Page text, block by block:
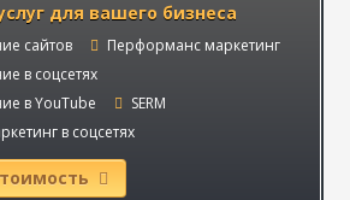
для вашего бизнеса
сайтов
Перформанс маркетинг
в соцсетях
в YouTube
SERM
в соцсетях